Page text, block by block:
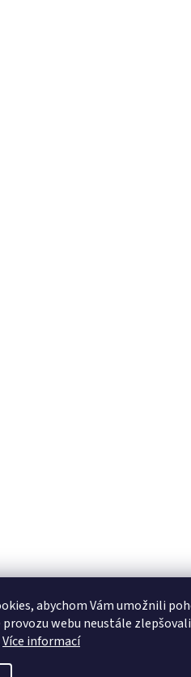
abychom Vám umožnili
provozu webu neustále
Více informací